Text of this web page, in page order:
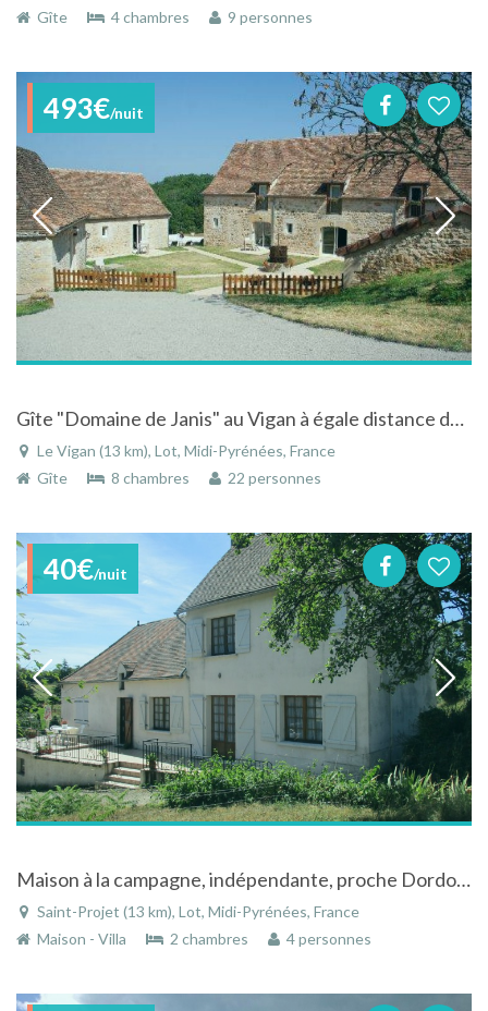
Gîte 4 chambres 9 personnes
493€/nuit
Gîte "Domaine de Janis" au Vigan à égale distance de Sarlat Rocamadour Saint-cirq lapopie
Le Vigan (13 km), Lot, Midi-Pyrénées, France
Gîte
8 chambres 22 personnes
40€/nuit
Maison à la campagne, indépendante, proche Dordogne, Rocamadour
Saint-Projet (13 km), Lot, Midi-Pyrénées, France
Maison - Villa
2 chambres 4 personnes